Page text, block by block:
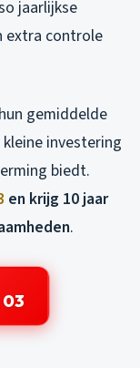
jaarlijkse
extra controle
gemiddelde
investering
biedt.
en krijg 10 jaar
.
03